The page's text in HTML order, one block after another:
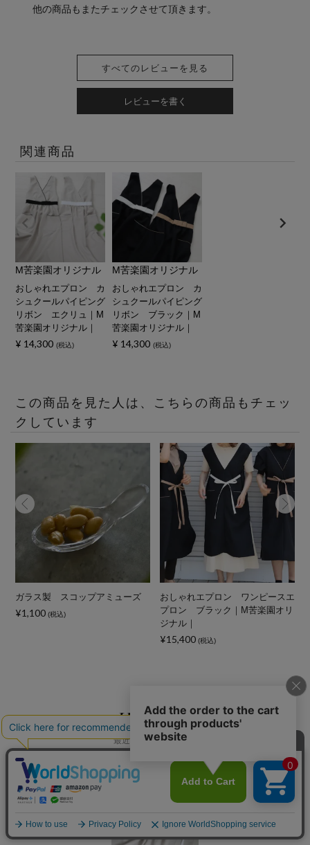
他の商品もまたチェックさせて頂きます。
すべてのレビューを見る
レビューを書く
関連商品
M苦楽園オリジナル
おしゃれエプロン カ
シュクールパイピング
リボン エクリュ｜M
苦楽園オリジナル｜
¥ 14,300 税込
M苦楽園オリジナル
おしゃれエプロン カ
シュクールパイピング
リボン ブラック｜M
苦楽園オリジナル｜
¥ 14,300 税込
この商品を見た人は、こちらの商品もチェッ
クしています
ガラス製 スコップアミューズ
¥1,100 (税込)
おしゃれエプロン ワンピースエ
プロン ブラック｜M苦楽園オリ
ジナル｜
¥15,400 (税込)
History
最近チェックした商品